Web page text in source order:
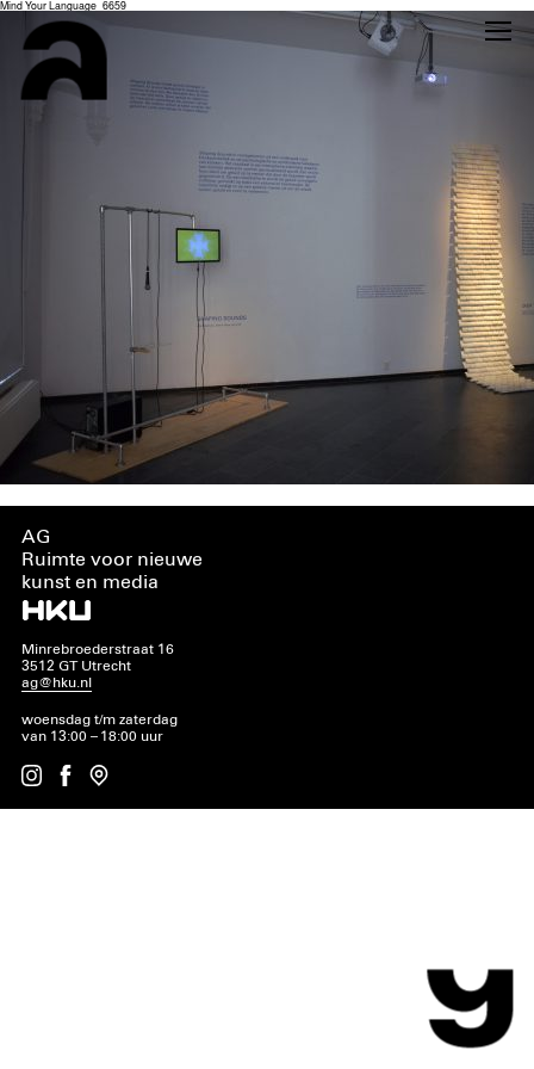
Mind Your Language_6659
AG
Ruimte voor nieuwe
kunst en media
Minrebroederstraat 16
3512 GT Utrecht
ag@hku.nl
woensdag t/m zaterdag
van 13:00 – 18:00 uur